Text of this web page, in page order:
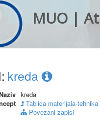
MUO |
kreda
kreda
Tablica materijala-tehnika
Povezani zapisi